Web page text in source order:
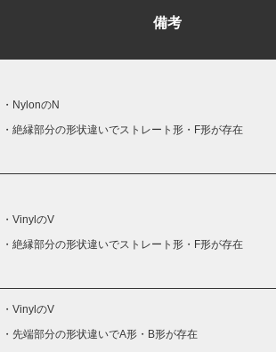
備考
・NylonのN
・絶縁部分の形状違いでストレート形・F形が存在
・VinylのV
・絶縁部分の形状違いでストレート形・F形が存在
・VinylのV
・先端部分の形状違いでA形・B形が存在